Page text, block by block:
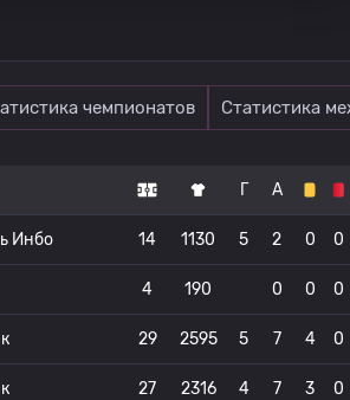
чемпионатов Статистика
Г А
Инбо 14 1130 5 2 0 0
4 190 0 0 0
29 2595 5 7 4 0
27 2316 4 7 3 0